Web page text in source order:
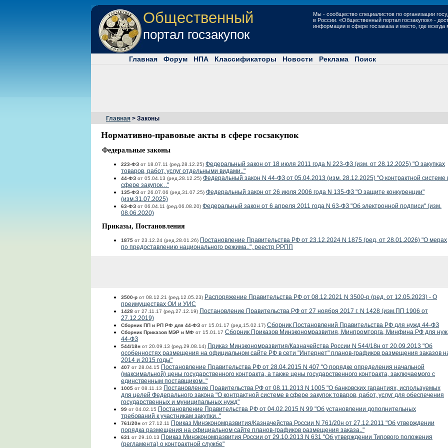
Мы - сообщество специалистов по организации
в России. «Общественный портал госзакупок» -
информации в сфере госзаказа и место, где
Общественный
портал госзакупок
Главная Форум НПА Классификаторы Новости Реклама Поиск
Главная > Законы
Нормативно-правовые акты в сфере госзакупок
Федеральные законы
223-ФЗ от 18.07.11 (ред.28.12.25) Федеральный закон от 18 июля 2011 года N 223-ФЗ (изм. от 28.12.2025) "О закупках
товаров, работ, услуг отдельными видами.."
44-ФЗ от 05.04.13 (ред.28.12.25) Федеральный закон N 44-ФЗ от 05.04.2013 (изм. 28.12.2025) "О контрактной системе
сфере закупок .."
135-ФЗ от 26.07.06 (ред.31.07.25) Федеральный закон от 26 июля 2006 года N 135-ФЗ "О защите конкуренции"
(изм.31.07.2025)
63-ФЗ от 06.04.11 (ред.06.08.20) Федеральный закон от 6 апреля 2011 года N 63-ФЗ "Об электронной подписи" (изм.
08.06.2020)
Приказы, Постановления
1875 от 23.12.24 (ред.28.01.26) Постановление Правительства РФ от 23.12.2024 N 1875 (ред. от 28.01.2026) "О мерах
по предоставлению национального режима..", реестр РРПП
3500-р от 08.12.21 (ред.12.05.23) Распоряжение Правительства РФ от 08.12.2021 N 3500-р (ред. от 12.05.2023) - О
преимуществах ОИ и УИС
1428 от 27.11.17 (ред.27.12.19) Постановление Правительства РФ от 27 ноября 2017 г. N 1428 (изм.ПП 1906 от
27.12.2019)
Сборник ПП и РП РФ для 44-ФЗ от 15.01.17 (ред.15.02.17) Сборник Постановлений Правительства РФ для нужд 44-ФЗ
Сборник Приказов МЭР и МФ от 15.01.17 Сборник Приказов Минэкономразвития, Минпромторга, Минфина РФ для
44-ФЗ
544/18н от 20.09.13 (ред.29.08.14) Приказ Минэкономразвития/Казначейства России N 544/18н от 20.09.2013 "Об
особенностях размещения на официальном сайте РФ в сети "Интернет" планов-графиков размещения заказов
2014 и 2015 годы"
407 от 28.04.15 Постановление Правительства РФ от 28.04.2015 N 407 "О порядке определения начальной
(максимальной) цены государственного контракта, а также цены государственного контракта, заключаемого с
единственным поставщиком.."
1005 от 08.11.13 Постановление Правительства РФ от 08.11.2013 N 1005 "О банковских гарантиях, используемых
для целей Федерального закона "О контрактной системе в сфере закупок товаров, работ, услуг для обеспечения
государственных и муниципальных нужд"
99 от 04.02.15 Постановление Правительства РФ от 04.02.2015 N 99 "Об установлении дополнительных
требований к участникам закупки.."
761/20н от 27.12.11
Приказ Минэкономразвития/Казначейства России N 761/20н от 27.12.2011 "Об утверждении
порядка размещения на официальном сайте планов-графиков размещения заказа.."
631 от 29.10.13 Приказ Минэкономразвития России от 29.10.2013 N 631 "Об утверждении Типового положения
(регламента) о контрактной службе"